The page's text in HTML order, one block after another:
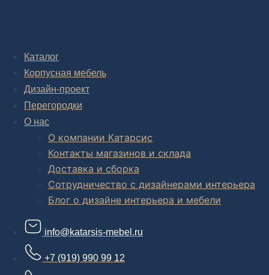
Каталог
Корпусная мебель
Дизайн-проект
Перегородки
О нас
О компании Катарсис
Контакты магазинов и склада
Доставка и сборка
Сотрудничество с дизайнерами интерьера
Блог о дизайне интерьера и мебели
info@katarsis-mebel.ru
+7 (919) 990 99 12